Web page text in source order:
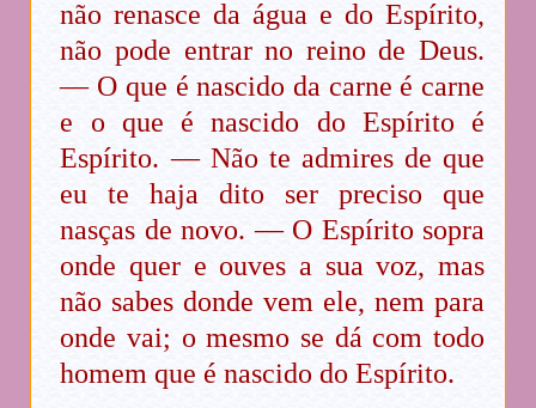
não renasce da água e do Espírito,
não pode entrar no reino de Deus.
— O que é nascido da carne é carne
e o que é nascido do Espírito é
Espírito. — Não te admires de que
eu te haja dito ser preciso que
nasças de novo. — O Espírito sopra
onde quer e ouves a sua voz, mas
não sabes donde vem ele, nem para
onde vai; o mesmo se dá com todo
homem que é nascido do Espírito.